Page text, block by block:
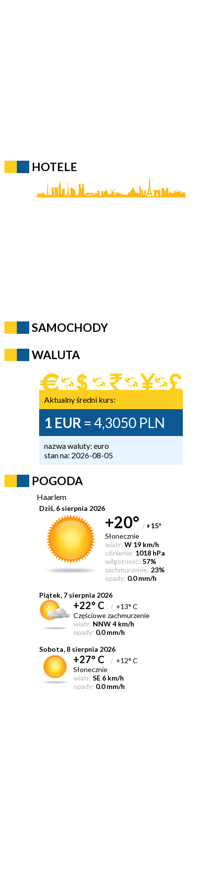
HOTELE
SAMOCHODY
WALUTA
Aktualny średni kurs:
1 EUR = 4,3050 PLN
nazwa waluty: euro
stan na: 2026-08-05
POGODA
Haarlem
Dziś, 6 sierpnia 2026
+20° / +15°
Słonecznie
wiatr: W 19 km/h
ciśnienie: 1018 hPa
wilgotność: 57%
zachmurzenie: 23%
opady: 0.0 mm/h
Piątek, 7 sierpnia 2026
+22° C /+13° C
Częściowe zachmurzenie
wiatr: NNW 4 km/h
opady: 0.0 mm/h
Sobota, 8 sierpnia 2026
+27° C /+12° C
Słonecznie
wiatr: SE 6 km/h
opady: 0.0 mm/h